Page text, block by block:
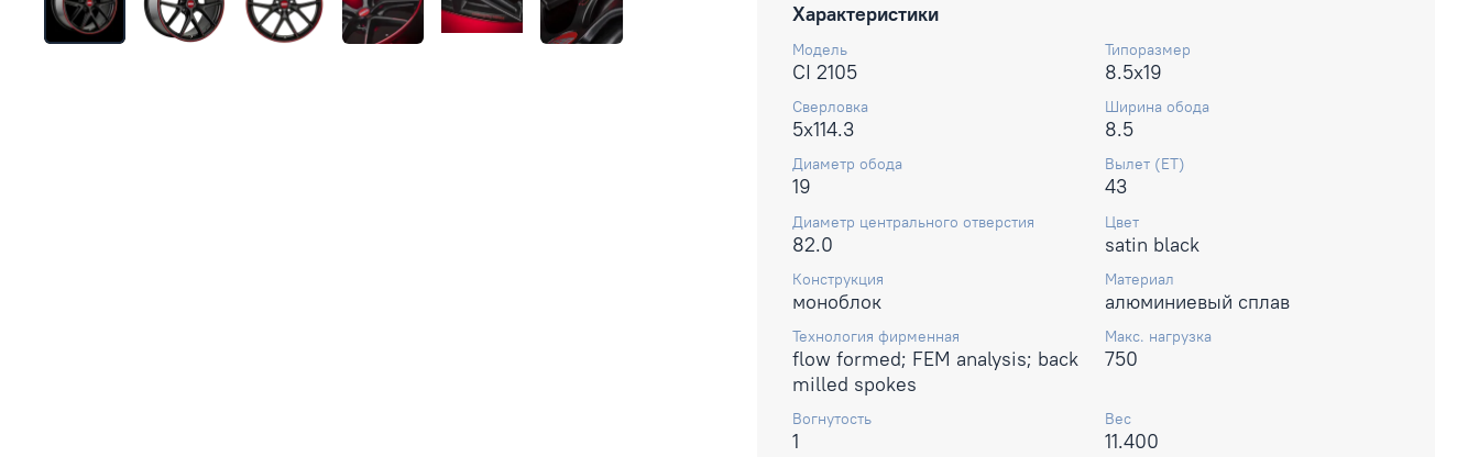
Характеристики
Модель
CI 2105
Типоразмер
8.5x19
Сверловка
5x114.3
Ширина обода
8.5
Диаметр обода
19
Вылет (ET)
43
Диаметр центрального отверстия
82.0
Цвет
satin black
Конструкция
моноблок
Материал
алюминиевый сплав
Технология фирменная
flow formed; FEM analysis; back
milled spokes
Макс. нагрузка
750
Вогнутость
1
Вес
11.400